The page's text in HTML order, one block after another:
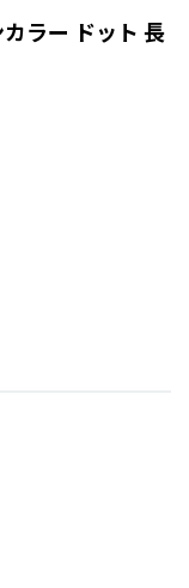
ラー ドット 長